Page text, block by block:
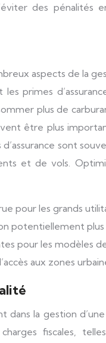
des pénalités
aspects de la
primes
plus de
être plus
sont
et de vols.
pour les grands
potentiellement plus
pour les modèles
aux zones
la gestion
fiscales,